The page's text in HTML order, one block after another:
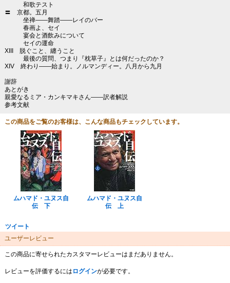
和歌テスト
〓 京都。五月
坐禅――舞踏――レイのバー
春画よ、セイ
宴会と酒飲みについて
セイの運命
XIII 脱ぐこと、纏うこと
最後の質問、つまり『枕草子』とは何だったのか？
XIV 終わり――始まり。ノルマンディー。八月から九月
謝辞
あとがき
親愛なるミア・カンキマキさん――訳者解説
参考文献
この商品をご覧のお客様は、こんな商品もチェックしています。
ムハマド・ユヌス自
伝 下
ムハマド・ユヌス自
伝 上
ツイート
ユーザーレビュー
この商品に寄せられたカスタマーレビューはまだありません。
レビューを評価するには ログインが必要です。